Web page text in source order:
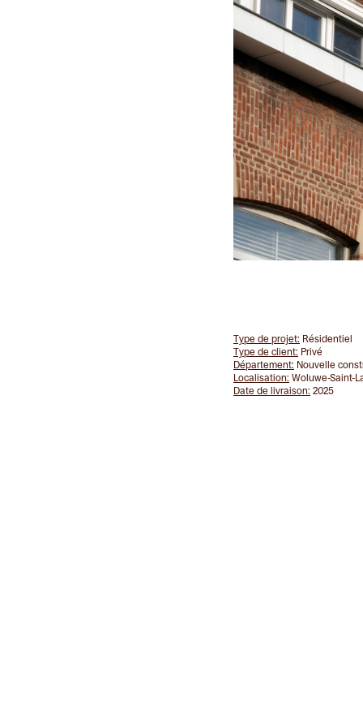
Type de projet: Résidentiel
Type de client: Privé
Département: Nouvelle
Localisation: Woluwe-Saint-
Date de livraison: 2025